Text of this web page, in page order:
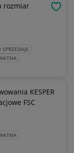
rozmiar
SPRZEDAJE
KESPER
FSC